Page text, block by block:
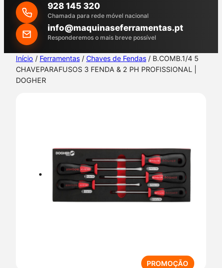
r
c
h
928 145 320
Chamada para rede móvel nacional
info@maquinaseferramentas.pt
Responderemos o mais breve possível
Início / Ferramentas / Chaves de Fendas / B.COMB.1/4 5
CHAVEPARAFUSOS 3 FENDA & 2 PH PROFISSIONAL |
DOGHER
PROMOÇÃO